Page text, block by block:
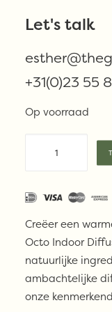
Let's talk
+31(0)23 55
€88,00
Op voorraad
Octo
Diffuser
-
Marrakesh
aantal
Creëer een
Octo Indoor
natuurlijke
ambachtelijke
onze